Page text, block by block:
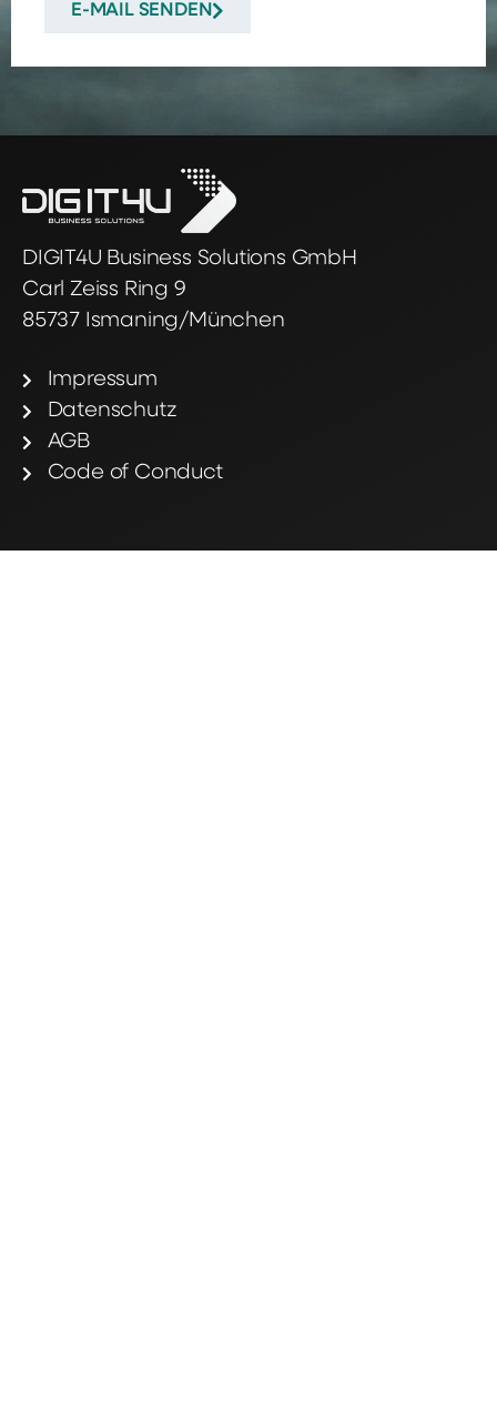
E-MAIL SENDEN
DIGIT4U Business Solutions GmbH
Carl Zeiss Ring 9
85737 Ismaning/München
Impressum
Datenschutz
AGB
Code of Conduct